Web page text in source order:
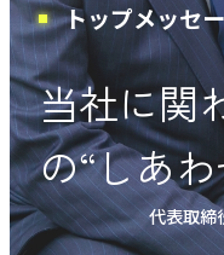
募集要項
サイトマップ
トップメッセ
当社に関
の“しあ
代表取締